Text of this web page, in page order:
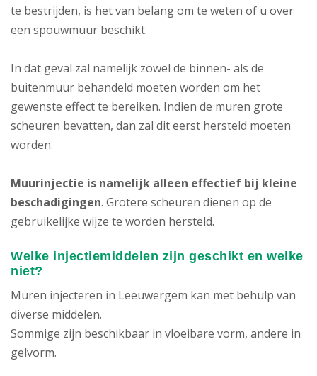
te bestrijden, is het van belang om te weten of u over
een spouwmuur beschikt.
In dat geval zal namelijk zowel de binnen- als de
buitenmuur behandeld moeten worden om het
gewenste effect te bereiken. Indien de muren grote
scheuren bevatten, dan zal dit eerst hersteld moeten
worden.
Muurinjectie is namelijk alleen effectief bij kleine
beschadigingen. Grotere scheuren dienen op de
gebruikelijke wijze te worden hersteld.
Welke injectiemiddelen zijn geschikt en welke
niet?
Muren injecteren in Leeuwergem kan met behulp van
diverse middelen.
Sommige zijn beschikbaar in vloeibare vorm, andere in
gelvorm.